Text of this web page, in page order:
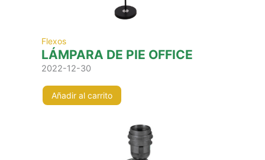
Flexos
LÁMPARA DE PIE OFFICE
2022-12-30
Añadir al carrito